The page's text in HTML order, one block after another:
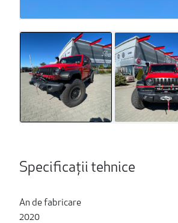
Specificații tehnice
An de fabricare
2020